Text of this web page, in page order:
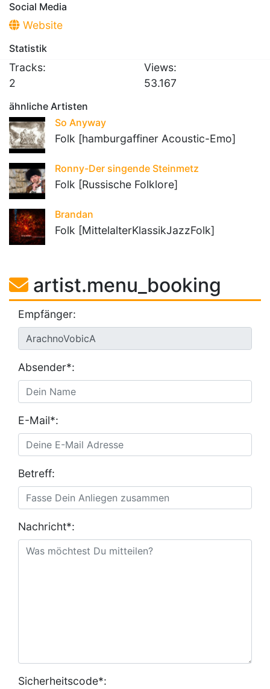
Social Media
Website
Statistik
Tracks:
2
Views:
53.167
ähnliche Artisten
So Anyway
Folk [hamburgaffiner Acoustic-Emo]
Ronny-Der singende Steinmetz
Folk [Russische Folklore]
Brandan
Folk [MittelalterKlassikJazzFolk]
artist.menu_booking
Empfänger:
Absender*:
E-Mail*:
Betreff:
Nachricht*:
Sicherheitscode*: